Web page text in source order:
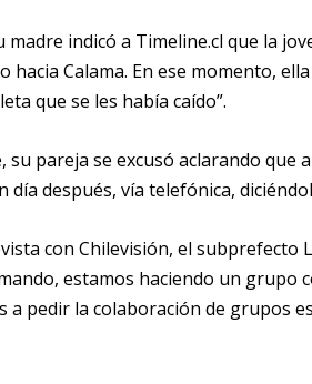
madre indicó a Timeline.cl que la
hacia Calama. En ese momento,
que se les había caído”.
su pareja se excusó aclarando
día después, vía telefónica,
con Chilevisión, el subprefecto
estamos haciendo un grupo
a pedir la colaboración de grupos